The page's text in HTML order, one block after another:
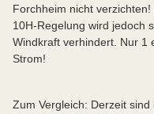
Forchheim nicht
10H-Regelung wird jedoch
Windkraft verhindert. Nur 1
Strom!
Zum Vergleich: Derzeit